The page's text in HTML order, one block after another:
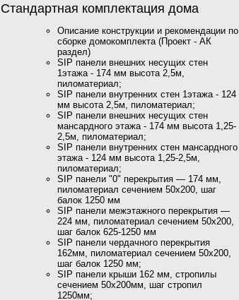
Стандартная комплектация дома
Описание конструкции и рекомендации по
сборке домокомплекта (Проект - АК
раздел)
SIP панели внешних несущих стен
1этажа - 174 мм высота 2,5м,
пиломатериал;
SIP панели внутренних стен 1этажа - 124
мм высота 2,5м, пиломатериал;
SIP панели внешних несущих стен
мансардного этажа - 174 мм высота 1,25-
2,5м, пиломатериал;
SIP панели внутренних стен мансардного
этажа - 124 мм высота 1,25-2,5м,
пиломатериал;
SIP панели "0" перекрытия — 174 мм,
пиломатериал сечением 50х200, шаг
балок 1250 мм
SIP панели межэтажного перекрытия —
224 мм, пиломатериал сечением 50х200,
шаг балок 625-1250 мм
SIP панели чердачного перекрытия
162мм, пиломатериал сечением 50х200,
шаг балок 1250 мм;
SIP панели крыши 162 мм, стропилы
сечением 50х200мм, шаг стропил
1250мм;